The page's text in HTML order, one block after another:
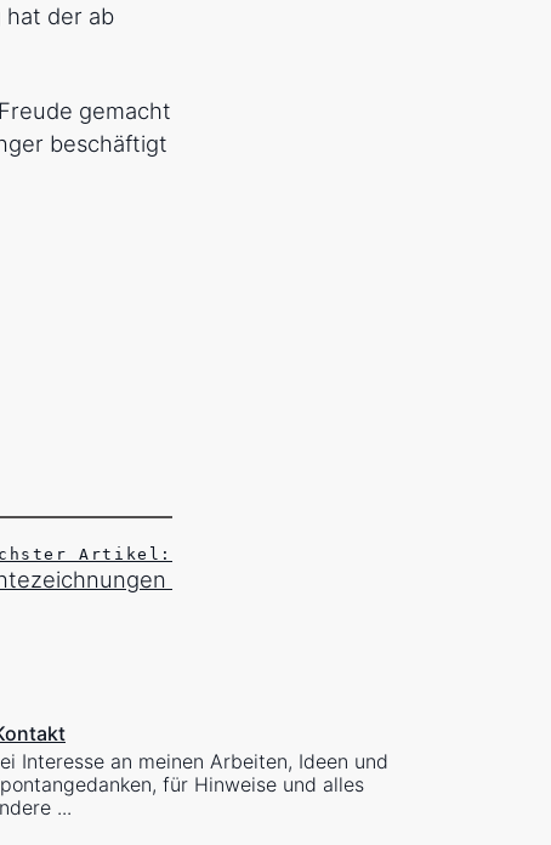
hat der ab
gemacht
beschäftigt
Artikel:
Interesse an meinen Arbeiten, Ideen und
für Hinweise und alles
...